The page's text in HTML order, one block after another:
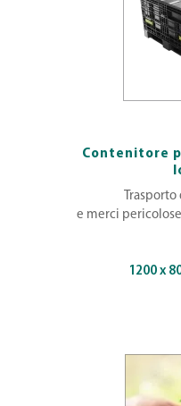
Contenitore
e merci
1200 x